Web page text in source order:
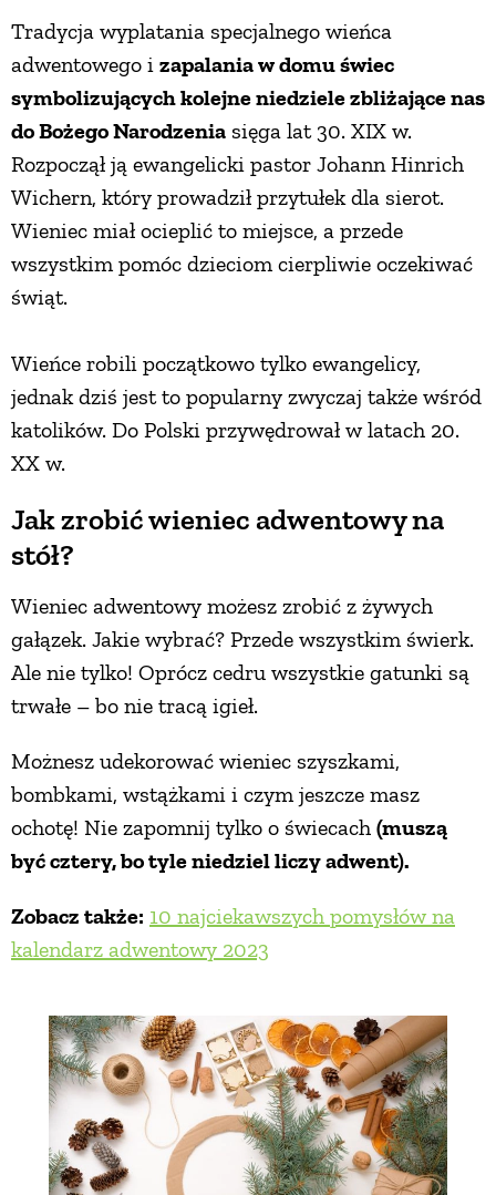
Tradycja wyplatania specjalnego wieńca
adwentowego i zapalania w domu świec
symbolizujących kolejne niedziele zbliżające nas
do Bożego Narodzenia sięga lat 30. XIX w.
Rozpoczął ją ewangelicki pastor Johann Hinrich
Wichern, który prowadził przytułek dla sierot.
Wieniec miał ocieplić to miejsce, a przede
wszystkim pomóc dzieciom cierpliwie oczekiwać
świąt.
Wieńce robili początkowo tylko ewangelicy,
jednak dziś jest to popularny zwyczaj także wśród
katolików. Do Polski przywędrował w latach 20.
XX w.
Jak zrobić wieniec adwentowy na
stół?
Wieniec adwentowy możesz zrobić z żywych
gałązek. Jakie wybrać? Przede wszystkim świerk.
Ale nie tylko! Oprócz cedru wszystkie gatunki są
trwałe – bo nie tracą igieł.
Możnesz udekorować wieniec szyszkami,
bombkami, wstążkami i czym jeszcze masz
ochotę! Nie zapomnij tylko o świecach (muszą
być cztery, bo tyle niedziel liczy adwent).
Zobacz także: 10 najciekawszych pomysłów na
kalendarz adwentowy 2023